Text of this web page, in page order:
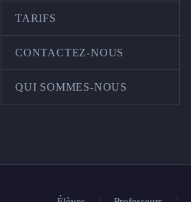
TARIFS
CONTACTEZ-NOUS
QUI SOMMES-NOUS